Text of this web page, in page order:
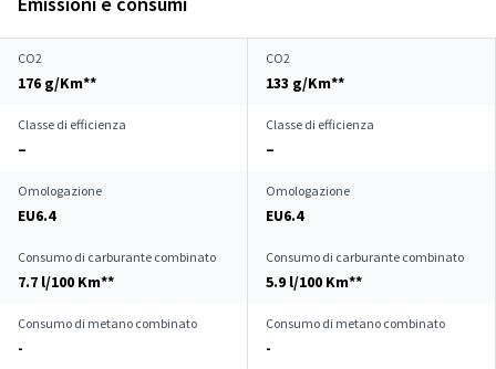
CO2
176 g/Km**
CO2
133 g/Km**
Classe di efficienza
–
Classe di efficienza
–
Omologazione
EU6.4
Omologazione
EU6.4
Consumo di carburante combinato
7.7 l/100 Km**
Consumo di carburante combinato
5.9 l/100 Km**
Consumo di metano combinato
-
Consumo di metano combinato
-